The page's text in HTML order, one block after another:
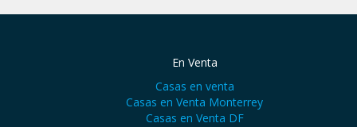
En Venta
Casas en venta
Casas en Venta Monterrey
Casas en Venta DF